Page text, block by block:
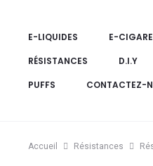
E-LIQUIDES E-
RÉSISTANCES
D.I.Y
PUFFS
CONTACTEZ-
Accueil Résistances